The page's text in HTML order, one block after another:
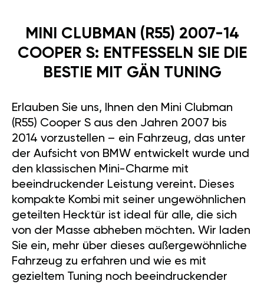
MINI CLUBMAN (R55) 2007-14
COOPER S: ENTFESSELN SIE DIE
BESTIE MIT GÄN TUNING
Erlauben Sie uns, Ihnen den Mini Clubman
(R55) Cooper S aus den Jahren 2007 bis
2014 vorzustellen – ein Fahrzeug, das unter
der Aufsicht von BMW entwickelt wurde und
den klassischen Mini-Charme mit
beeindruckender Leistung vereint. Dieses
kompakte Kombi mit seiner ungewöhnlichen
geteilten Hecktür ist ideal für alle, die sich
von der Masse abheben möchten. Wir laden
Sie ein, mehr über dieses außergewöhnliche
Fahrzeug zu erfahren und wie es mit
gezieltem Tuning noch beeindruckender